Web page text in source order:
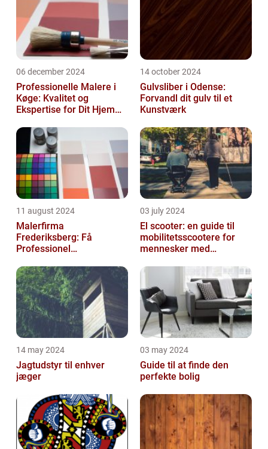
06 december 2024
Professionelle Malere i
Køge: Kvalitet og
Ekspertise for Dit Hjem
14 october 2024
Gulvsliber i Odense:
Forvandl dit gulv til et
Kunstværk
11 august 2024
Malerfirma
Frederiksberg: Få
Professionel
eller virksomhed
03 july 2024
El scooter: en guide til
mobilitetsscootere for
mennesker med
14 may 2024
Jagtudstyr til enhver
jæger
03 may 2024
Guide til at finde den
perfekte bolig